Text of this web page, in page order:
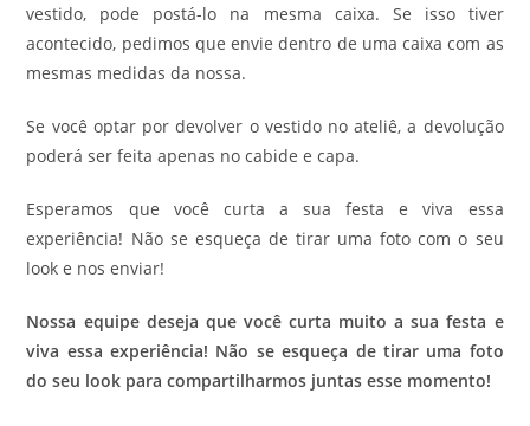
vestido, pode postá-lo na mesma caixa. Se isso tiver
acontecido, pedimos que envie dentro de uma caixa com as
mesmas medidas da nossa.
Se você optar por devolver o vestido no ateliê, a devolução
poderá ser feita apenas no cabide e capa.
Esperamos que você curta a sua festa e viva essa
experiência! Não se esqueça de tirar uma foto com o seu
look e nos enviar!
Nossa equipe deseja que você curta muito a sua festa e
viva essa experiência! Não se esqueça de tirar uma foto
do seu look para compartilharmos juntas esse momento!